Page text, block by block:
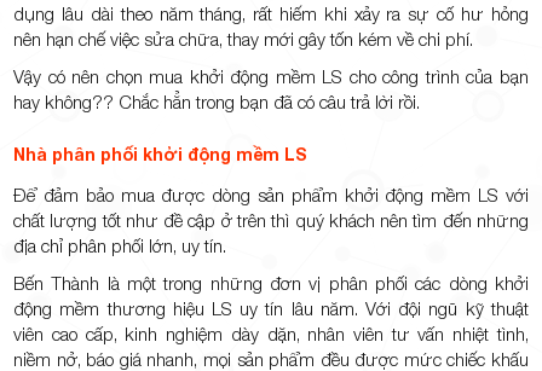
dụng lâu dài theo năm tháng, rất hiếm khi xảy ra sự cố hư hỏng
nên hạn chế việc sửa chữa, thay mới gây tốn kém về chi phí.
Vậy có nên chọn mua khởi động mềm LS cho công trình của bạn
hay không?? Chắc hẳn trong bạn đã có câu trả lời rồi.
Nhà phân phối khởi động mềm LS
Để đảm bảo mua được dòng sản phẩm khởi động mềm LS với
chất lượng tốt như đề cập ở trên thì quý khách nên tìm đến những
địa chỉ phân phối lớn, uy tín.
Bến Thành là một trong những đơn vị phân phối các dòng khởi
động mềm thương hiệu LS uy tín lâu năm. Với đội ngũ kỹ thuật
viên cao cấp, kinh nghiệm dày dặn, nhân viên tư vấn nhiệt tình,
niềm nở, báo giá nhanh, mọi sản phẩm đều được mức chiếc khấu